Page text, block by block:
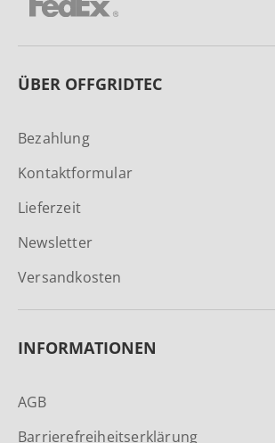
ÜBER OFFGRIDTEC
Bezahlung
Kontaktformular
Lieferzeit
Newsletter
Versandkosten
INFORMATIONEN
AGB
Barrierefreiheitserklärung